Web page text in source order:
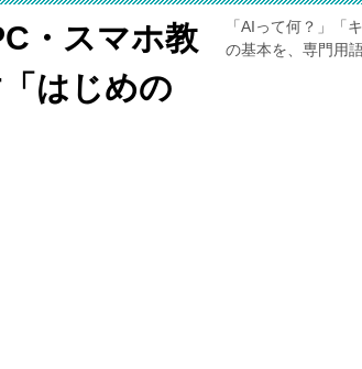
・スマホ教
はじめの
「AIって何？」「
の基本を、専門用